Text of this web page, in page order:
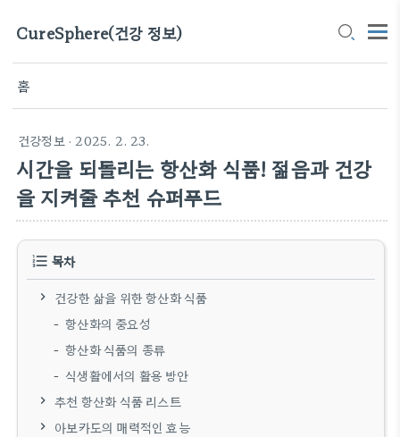
CureSphere(건강 정보)
홈
건강정보· 2025. 2. 23.
시간을 되돌리는 항산화 식품! 젊음과 건강
을 지켜줄 추천 슈퍼푸드
목차
건강한 삶을 위한 항산화 식품
항산화의 중요성
항산화 식품의 종류
식생활에서의 활용 방안
추천 항산화 식품 리스트
아보카도의 매력적인 효능